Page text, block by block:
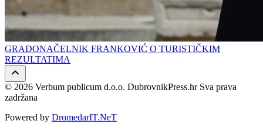
GRADONAČELNIK FRANKOVIĆ O TURISTIČKIM
REZULTATIMA
© 2026 Verbum publicum d.o.o. DubrovnikPress.hr Sva prava
zadržana
Powered by DromedarIT.NeT